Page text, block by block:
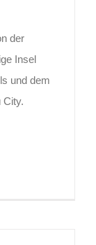
der
Insel
und dem
City.